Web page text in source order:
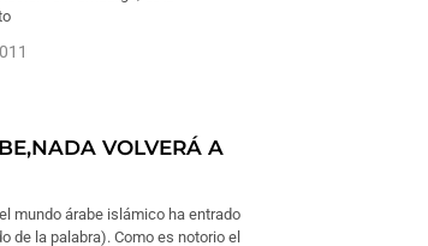
VOLVERÁ A
mundo árabe islámico ha entrado
de la palabra). Como es notorio el